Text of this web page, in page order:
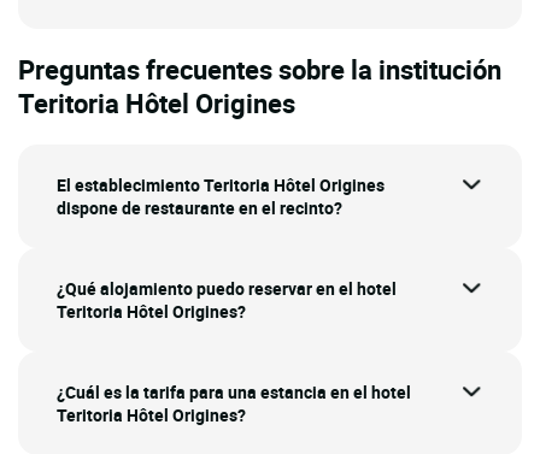
Preguntas frecuentes sobre la institución
Teritoria Hôtel Origines
El establecimiento Teritoria Hôtel Origines
dispone de restaurante en el recinto?
¿Qué alojamiento puedo reservar en el hotel
Teritoria Hôtel Origines?
¿Cuál es la tarifa para una estancia en el hotel
Teritoria Hôtel Origines?